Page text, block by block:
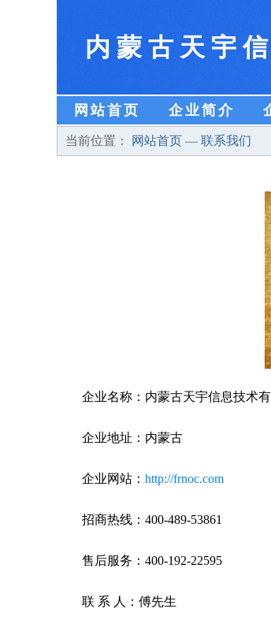
内蒙古天宇
网站首页 企业简介
当前位置： 网站首页 — 联系我们
企业名称：内蒙古天宇信息技术
企业地址：内蒙古
企业网站： http://frnoc.com
招商热线：400-489-53861
售后服务：400-192-22595
联 系 人：傅先生